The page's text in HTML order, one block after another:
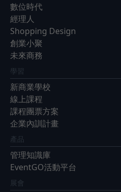
數位時代
經理人
Shopping Design
創業小聚
未來商務
學習
新商業學校
線上課程
課程團票方案
企業內訓計畫
產品
管理知識庫
EventGO活動平台
展會